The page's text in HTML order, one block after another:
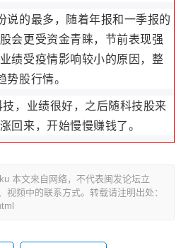
说的最多，随着年报和一季报的
会更受资金青睐，节前表现强
绩受疫情影响较小的原因， 整
势股行情。
，业绩很好，之后随科技股来
回来，开始慢慢赚钱了。
本文来自网络，不代表闽发论坛立
视频中的联系方式。转载请注明出处：